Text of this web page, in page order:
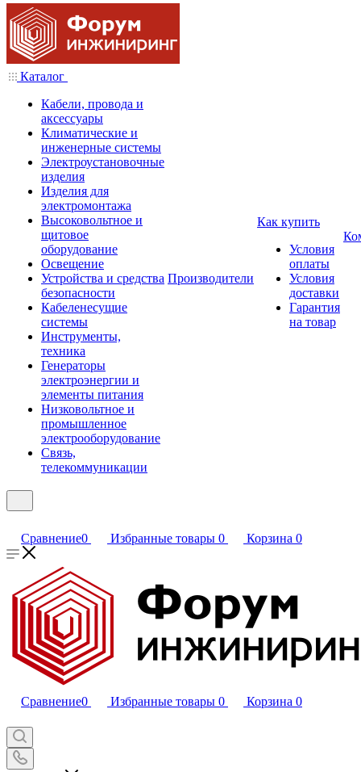
Каталог
Кабели, провода и
аксессуары
Климатические и
инженерные системы
Электроустановочные
изделия
Изделия для
электромонтажа
Высоковольтное и
щитовое
оборудование
Освещение
Устройства и средства
безопасности
Кабеленесущие
системы
Инструменты,
техника
Генераторы
электроэнергии и
элементы питания
Низковольтное и
промышленное
электрооборудование
Связь,
телекоммуникации
Производители
Как купить
Условия
оплаты
Условия
доставки
Гарантия
на товар
Сравнение0 Избранные товары 0 Корзина 0
Сравнение0 Избранные товары 0 Корзина 0